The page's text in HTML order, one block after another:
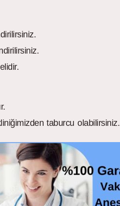
taburcu olabilirsiniz.